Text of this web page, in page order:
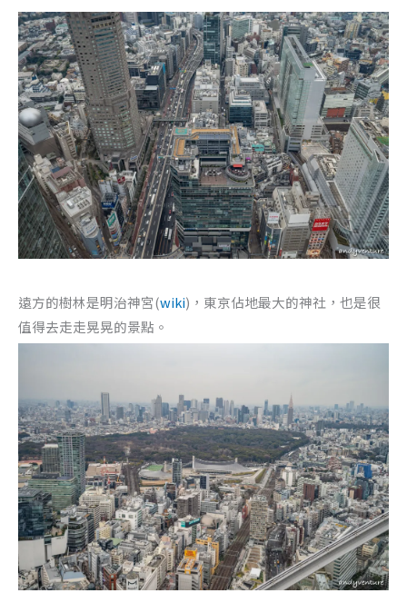
遠方的樹林是明治神宮(wiki)，東京佔地最大的神社，也是很
值得去走走晃晃的景點。